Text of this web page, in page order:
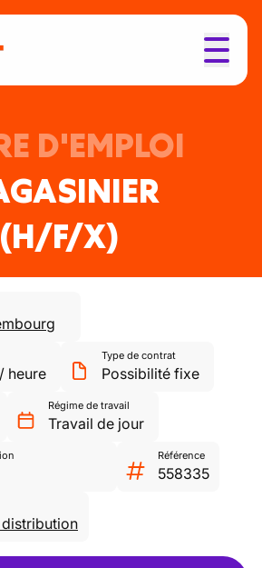
D'EMPLOI
(H/F/X)
/ heure
Type de contrat
Possibilité fixe
Régime de travail
Travail de jour
Référence
558335